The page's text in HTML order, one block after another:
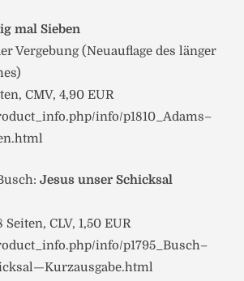
mal Sieben
Vergebung (Neuauflage des länger
CMV, 4,90 EUR
info/p1810_Adams–
Jesus unser Schicksal
CLV, 1,50 EUR
info/p1795_Busch–